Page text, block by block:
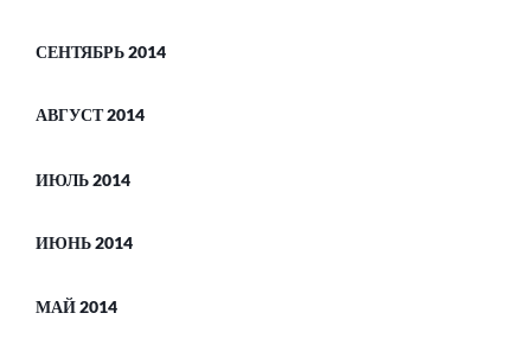
СЕНТЯБРЬ 2014
АВГУСТ 2014
ИЮЛЬ 2014
ИЮНЬ 2014
МАЙ 2014